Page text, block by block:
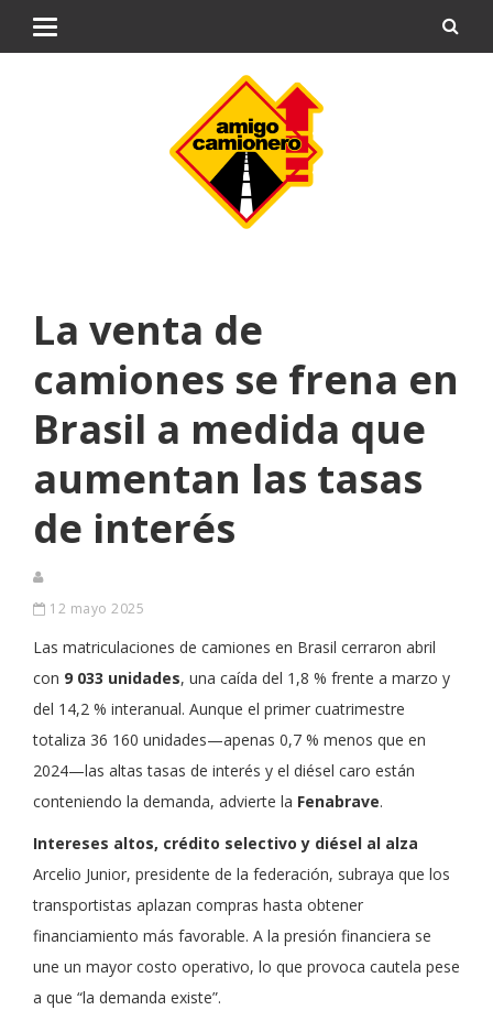
La venta de
camiones se frena en
Brasil a medida que
aumentan las tasas
de interés
12 mayo 2025
Las matriculaciones de camiones en Brasil cerraron abril
con 9 033 unidades, una caída del 1,8 % frente a marzo y
del 14,2 % interanual. Aunque el primer cuatrimestre
totaliza 36 160 unidades—apenas 0,7 % menos que en
2024—las altas tasas de interés y el diésel caro están
conteniendo la demanda, advierte la Fenabrave.
Intereses altos, crédito selectivo y diésel al alza
Arcelio Junior, presidente de la federación, subraya que los
transportistas aplazan compras hasta obtener
financiamiento más favorable. A la presión financiera se
une un mayor costo operativo, lo que provoca cautela pese
a que “la demanda existe”.